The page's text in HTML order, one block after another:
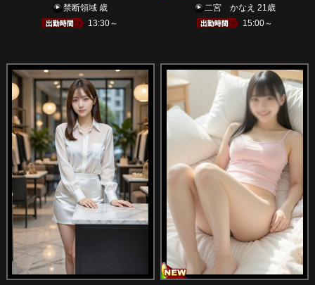
禁断領域 歳
13:30～
二宮 かなえ 21歳
15:00～